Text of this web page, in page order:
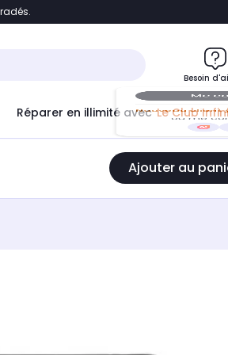
Accéder directement au chatbot
Besoin
Me
Nouveau client
ou me
Réparer en illimité avec Le Club
Ajouter au